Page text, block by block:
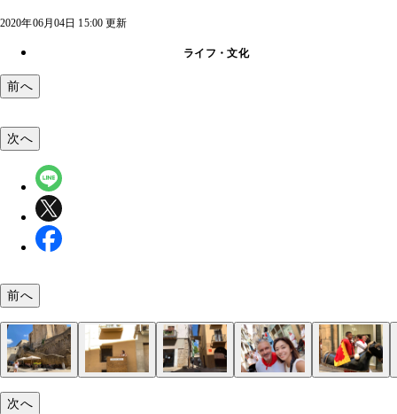
2020年06月04日 15:00 更新
ライフ・文化
前へ
高いところに控えていた大人も容赦なく叩かれる
次へ
前へ
次へ